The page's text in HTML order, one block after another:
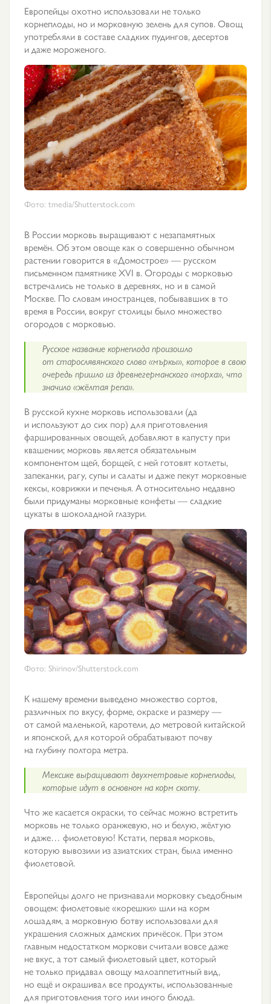
Европейцы охотно использовали не только
корнеплоды, но и морковную зелень для супов. Овощ
употребляли в составе сладких пудингов, десертов
и даже мороженого.
Фото: tmedia/Shutterstock.com
В России морковь выращивают с незапамятных
времён. Об этом овоще как о совершенно обычном
растении говорится в «Домострое» — русском
письменном памятнике XVI в. Огороды с морковью
встречались не только в деревнях, но и в самой
Москве. По словам иностранцев, побывавших в то
время в России, вокруг столицы было множество
огородов с морковью.
Русское название корнеплода произошло
от старослявянского слово «мъркы», которое в свою
очередь пришло из древнегерманского «морха», что
значило «жёлтая репа».
В русской кухне морковь использовали (да
и используют до сих пор) для приготовления
фаршированных овощей, добавляют в капусту при
квашении; морковь является обязательным
компонентом щей, борщей, с ней готовят котлеты,
запеканки, рагу, супы и салаты и даже пекут морковные
кексы, коврижки и печенья. А относительно недавно
были придуманы морковные конфеты — сладкие
цукаты в шоколадной глазури.
Фото: Shirinov/Shutterstock.com
К нашему времени выведено множество сортов,
различных по вкусу, форме, окраске и размеру —
от самой маленькой, каротели, до метровой китайской
и японской, для которой обрабатывают почву
на глубину полтора метра.
Мексике выращивают двухметровые корнеплоды,
которые идут в основном на корм скоту.
Что же касается окраски, то сейчас можно встретить
морковь не только оранжевую, но и белую, жёлтую
и даже… фиолетовую! Кстати, первая морковь,
которую вывозили из азиатских стран, была именно
фиолетовой.
Европейцы долго не признавали морковку съедобным
овощем: фиолетовые «корешки» шли на корм
лошадям, а морковную ботву использовали для
украшения сложных дамских причёсок. При этом
главным недостатком моркови считали вовсе даже
не вкус, а тот самый фиолетовый цвет, который
не только придавал овощу малоаппетитный вид,
но ещё и окрашивал все продукты, использованные
для приготовления того или иного блюда.